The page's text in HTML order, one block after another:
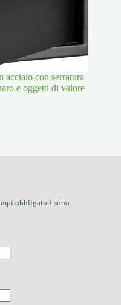
acciaio con serratura
e oggetti di valore
obbligatori sono